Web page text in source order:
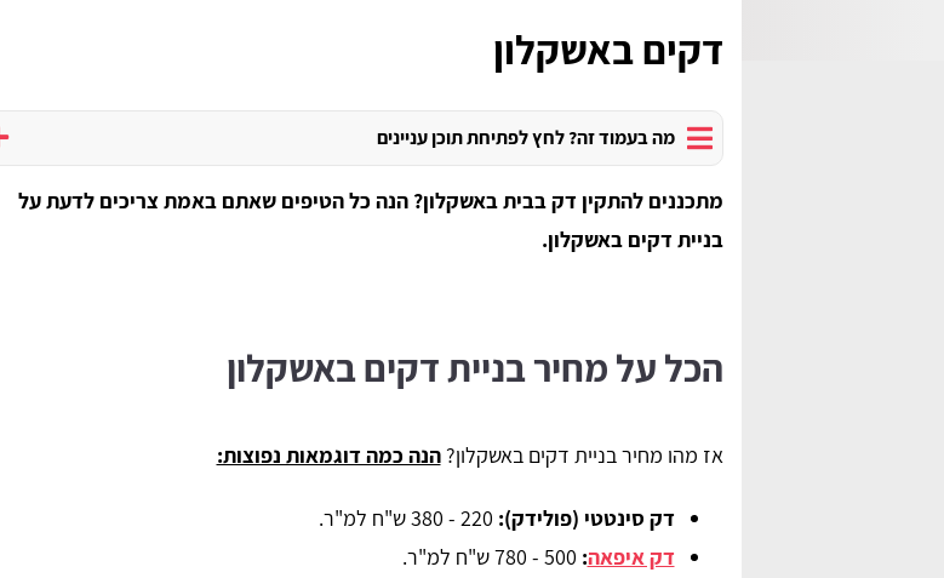
דקים באשקלון
מה בעמוד זה? לחץ לפתיחת תוכן עניינים
מתכננים להתקין דק בבית באשקלון? הנה כל הטיפים שאתם באמת צריכים לדעת על
בניית דקים באשקלון.
הכל על מחיר בניית דקים באשקלון
אז מהו מחיר בניית דקים באשקלון?הנה כמה דוגמאות נפוצות:
דק סינטטי (פולידק): 220 - 380 ש"ח למ"ר.
דק איפאה: 500 - 780 ש"ח למ"ר.